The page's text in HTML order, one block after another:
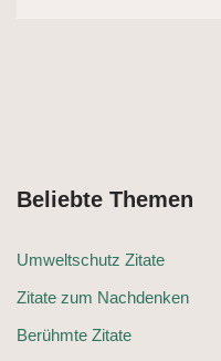
Beliebte Themen
Umweltschutz Zitate
Zitate zum Nachdenken
Berühmte Zitate